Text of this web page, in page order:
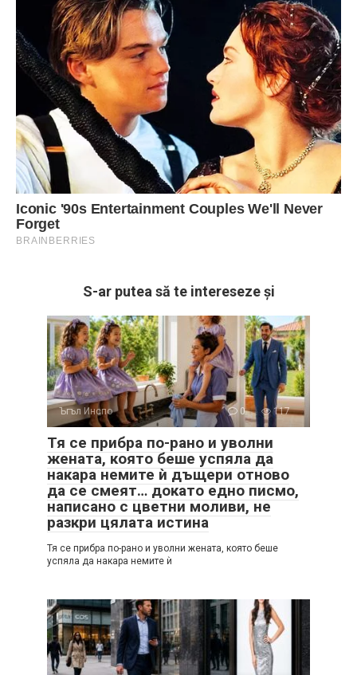
S-ar putea să te intereseze și
Ъгъл Инспо 0 117
Тя се прибра по-рано и уволни
жената, която беше успяла да
накара немите ѝ дъщери отново
да се смеят… докато едно писмо,
написано с цветни моливи, не
разкри цялата истина
Тя се прибра по-рано и уволни жената, която беше
успяла да накара немите ѝ